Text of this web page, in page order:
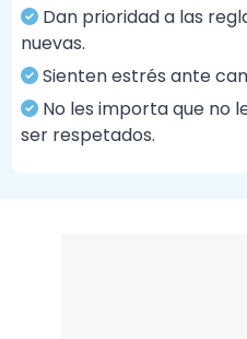
Dan prioridad a las
nuevas.
Sienten estrés ante
No les importa que no
ser respetados.